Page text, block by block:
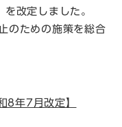
改定しました。
のための施策を総合
8年7月改定】